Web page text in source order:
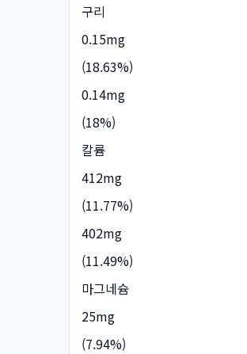
구리
0.15mg
(18.63%)
0.14mg
(18%)
칼륨
412mg
(11.77%)
402mg
(11.49%)
마그네슘
25mg
(7.94%)